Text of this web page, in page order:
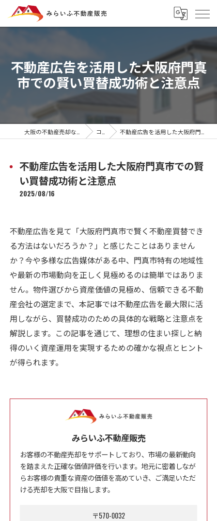
不動産広告を活用した大阪府門真
市での賢い買替成功術と注意点
コラム 不動産広告を活用した大阪府門真市での賢い買替成功術と注意点
不動産広告を活用した大阪府門真市での賢
い買替成功術と注意点
2025/08/16
不動産広告を見て「大阪府門真市で賢く不動産買替でき
る方法はないだろうか？」と感じたことはありません
か？今や多様な広告媒体がある中、門真市特有の地域性
や最新の市場動向を正しく見極めるのは簡単ではありま
せん。物件選びから資産価値の見極め、信頼できる不動
産会社の選定まで、本記事では不動産広告を最大限に活
用しながら、買替成功のための具体的な戦略と注意点を
解説します。この記事を通じて、理想の住まい探しと納
得のいく資産運用を実現するための確かな視点とヒント
が得られます。
みらいふ不動産販売
お客様の不動産売却をサポートしており、市場の最新動向
を踏まえた正確な価値評価を行います。地元に密着しなが
らお客様の貴重な資産の価値を高めていき、ご満足いただ
ける売却を大阪で目指します。
〒570-0032